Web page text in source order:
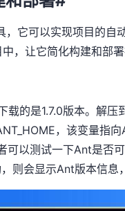
它可以实现项目的自
，让它简化构建和部署
的是1.7.0版本。解压
，该变量指
以测试一下Ant是否
则会显示Ant版本信息